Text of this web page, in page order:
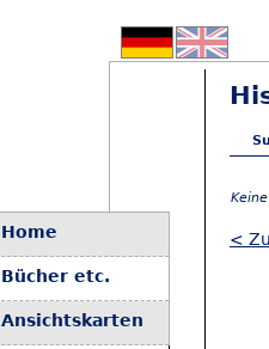
Home
Bücher etc.
Ansichtskarten
<